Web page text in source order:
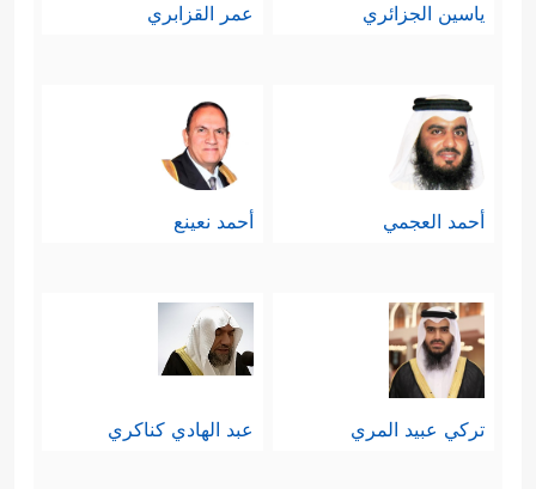
ياسين الجزائري عمر القزابري
أحمد العجمي أحمد نعينع
تركي عبيد المري عبد الهادي كناكري